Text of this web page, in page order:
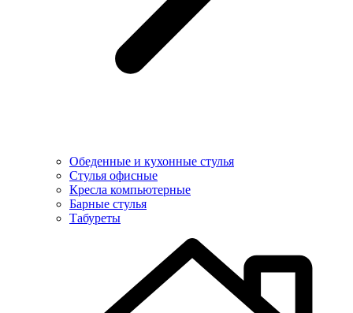
Обеденные и кухонные стулья
Стулья офисные
Кресла компьютерные
Барные стулья
Табуреты